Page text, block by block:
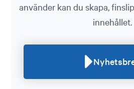
använder kan du skapa,
innehållet.